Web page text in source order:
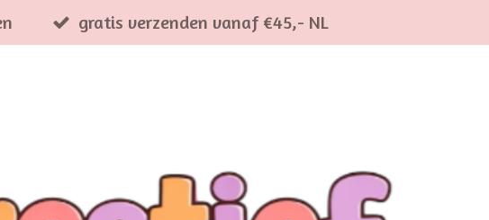
gratis verzenden vanaf €45,- NL